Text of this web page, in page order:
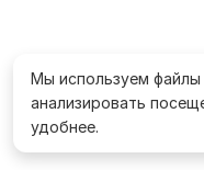
Мы используем файлы
анализировать
удобнее.